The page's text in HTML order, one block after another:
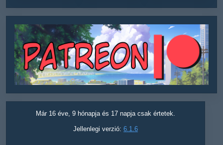
Már 16 éve, 9 hónapja és 17 napja csak értetek.
Jellenlegi verzió: 6.1.6